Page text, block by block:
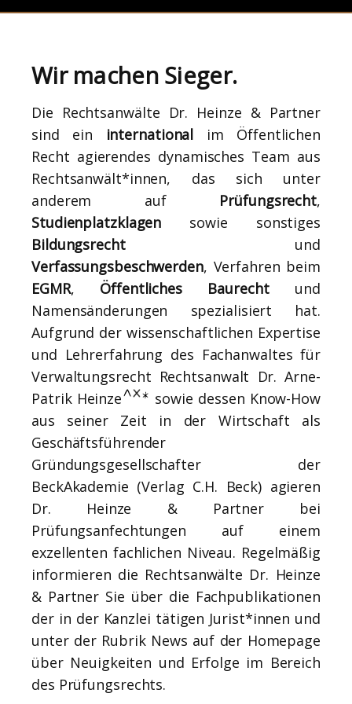
Wir machen Sieger.
Die Rechtsanwälte Dr. Heinze & Partner
sind ein
international im Öffentlichen
Recht agierendes dynamisches Team aus
Rechtsanwält*innen, das sich unter
anderem auf Prüfungsrecht,
Studienplatzklagen sowie sonstiges
Bildungsrechtund
Verfassungsbeschwerden, Verfahren beim
EGMR, Öffentliches Baurechtund
Namensänderungen spezialisiert hat.
Aufgrund der wissenschaftlichen Expertise
und Lehrerfahrung des Fachanwaltes für
Verwaltungsrecht Rechtsanwalt Dr. Arne-
Patrik Heinze
sowie dessen Know-How
aus seiner Zeit in der Wirtschaft als
Geschäftsführender
Gründungsgesellschafter der
BeckAkademie (Verlag C.H. Beck) agieren
Dr. Heinze & Partner bei
Prüfungsanfechtungen auf einem
exzellenten fachlichen Niveau. Regelmäßig
informieren die Rechtsanwälte Dr. Heinze
& Partner Sie über die Fachpublikationen
der in der Kanzlei tätigen Jurist*innen und
unter der Rubrik News auf der Homepage
über Neuigkeiten und Erfolge im Bereich
des Prüfungsrechts.